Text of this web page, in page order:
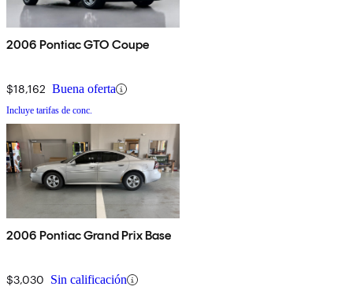
2006 Pontiac GTO Coupe
$18,162 Buena oferta
Incluye tarifas de conc.
2006 Pontiac Grand Prix Base
$3,030 Sin calificación